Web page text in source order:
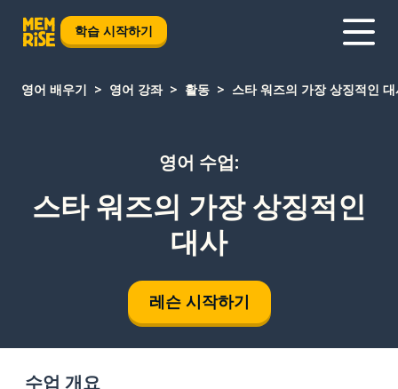
학습 시작하기
영어 배우기 영어 강좌 활동 스타 워즈의 가장 상징적인
영어 수업:
스타 워즈의 가장 상징적인
대사
레슨 시작하기
수업 개요